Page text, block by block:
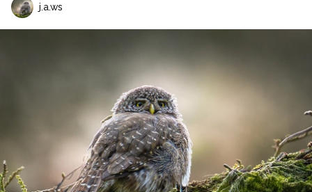
j.a.ws